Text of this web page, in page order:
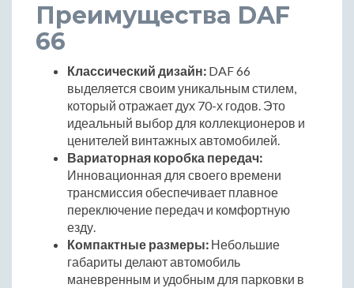
Преимущества DAF
66
Классический дизайн: DAF 66
выделяется своим уникальным стилем,
который отражает дух 70-х годов. Это
идеальный выбор для коллекционеров и
ценителей винтажных автомобилей.
Вариаторная коробка передач:
Инновационная для своего времени
трансмиссия обеспечивает плавное
переключение передач и комфортную
езду.
Компактные размеры: Небольшие
габариты делают автомобиль
маневренным и удобным для парковки в